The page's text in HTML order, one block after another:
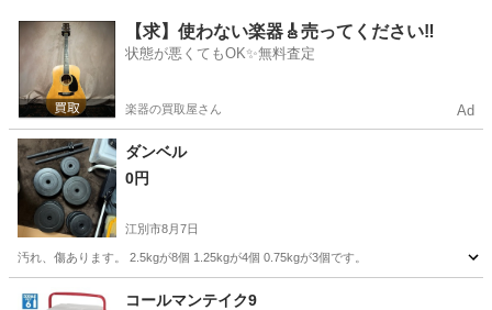
北海道 札幌市 スキー スキーブーツ
【求】使わない楽器🎸売ってください‼️
状態が悪くてもOK✨無料査定
楽器の買取屋さん Ad
ダンベル
0円
江別市8月7日
汚れ、傷あります。 2.5kgが8個 1.25kgが4個 0.75kgが3個です。
北海道 江別市 ダンベル
コールマンテイク9